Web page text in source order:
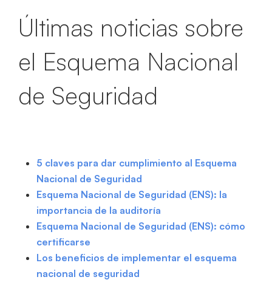
Últimas noticias sobre
el Esquema Nacional
de Seguridad
5 claves para dar cumplimiento al Esquema
Nacional de Seguridad
Esquema Nacional de Seguridad (ENS): la
importancia de la auditoría
Esquema Nacional de Seguridad (ENS): cómo
certificarse
Los beneficios de implementar el esquema
nacional de seguridad